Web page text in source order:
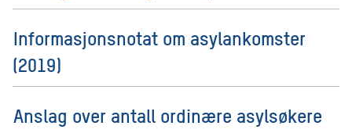
Informasjonsnotat om asylankomster
(2019)
Anslag over antall ordinære asylsøkere